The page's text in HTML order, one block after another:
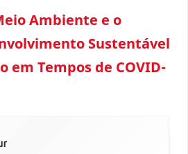
Ambiente e o
Sustentável
em Tempos de COVID-